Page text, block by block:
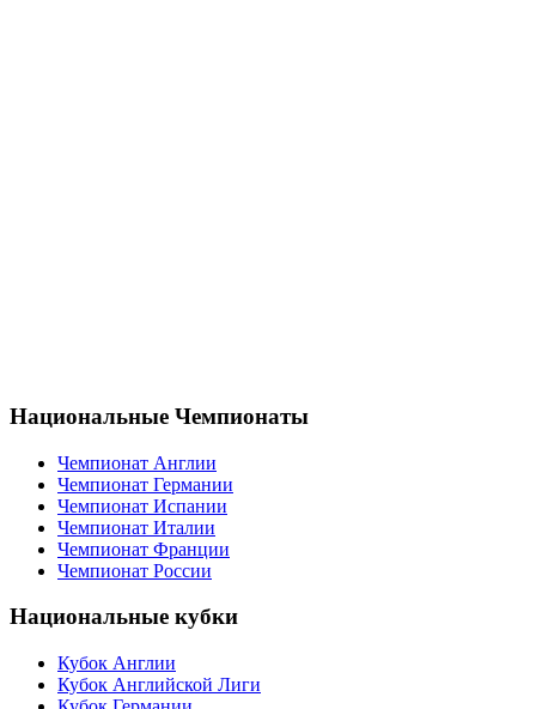
Национальные Чемпионаты
Чемпионат Англии
Чемпионат Германии
Чемпионат Испании
Чемпионат Италии
Чемпионат Франции
Чемпионат России
Национальные кубки
Кубок Англии
Кубок Английской Лиги